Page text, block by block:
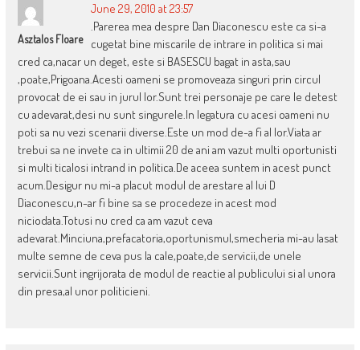
Asztalos Floare
June 29, 2010 at 23:57
.Parerea mea despre Dan Diaconescu este ca si-a
cugetat bine miscarile de intrare in politica si mai
cred ca,nacar un deget, este si BASESCU bagat in asta,sau
,poate,Prigoana.Acesti oameni se promoveaza singuri prin circul
provocat de ei sau in jurul lor.Sunt trei personaje pe care le detest
cu adevarat,desi nu sunt singurele.In legatura cu acesi oameni nu
poti sa nu vezi scenarii diverse.Este un mod de-a fi al lor.Viata ar
trebui sa ne invete ca in ultimii 20 de ani am vazut multi oportunisti
si multi ticalosi intrand in politica.De aceea suntem in acest punct
acum.Desigur nu mi-a placut modul de arestare al lui D
Diaconescu,n-ar fi bine sa se procedeze in acest mod
niciodata.Totusi nu cred ca am vazut ceva
adevarat.Minciuna,prefacatoria,oportunismul,smecheria mi-au lasat
multe semne de ceva pus la cale,poate,de servicii,de unele
servicii.Sunt ingrijorata de modul de reactie al publicului si al unora
din presa,al unor politicieni.